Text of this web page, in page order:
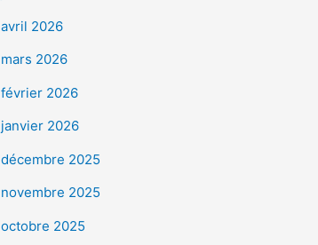
avril 2026
mars 2026
février 2026
janvier 2026
décembre 2025
novembre 2025
octobre 2025